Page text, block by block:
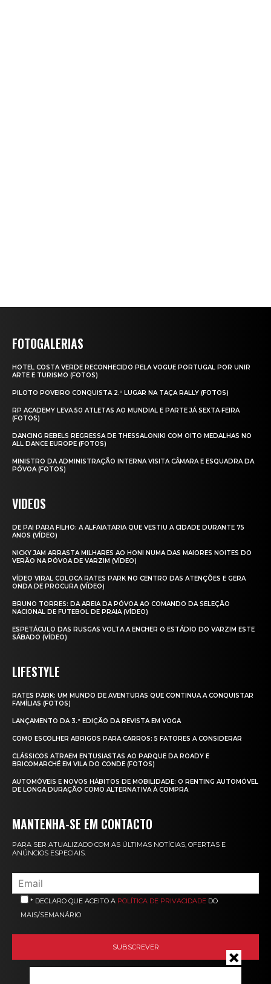
FOTOGALERIAS
HOTEL COSTA VERDE RECONHECIDO PELA VOGUE PORTUGAL POR UNIR
ARTE E TURISMO (FOTOS)
PILOTO POVEIRO CONQUISTA 2.º LUGAR NA TAÇA RALLY (FOTOS)
RP ACADEMY LEVA 50 ATLETAS AO MUNDIAL E PARTE JÁ SEXTA‑FEIRA
(FOTOS)
DANCING REBELS REGRESSA DE THESSALONIKI COM OITO MEDALHAS NO
ALL DANCE EUROPE (FOTOS)
MINISTRO DA ADMINISTRAÇÃO INTERNA VISITA CÂMARA E ESQUADRA DA
PÓVOA (FOTOS)
VIDEOS
DE PAI PARA FILHO: A ALFAIATARIA QUE VESTIU A CIDADE DURANTE 75
ANOS (VÍDEO)
NICKY JAM ARRASTA MILHARES AO HONI NUMA DAS MAIORES NOITES DO
VERÃO NA PÓVOA DE VARZIM (VÍDEO)
VÍDEO VIRAL COLOCA RATES PARK NO CENTRO DAS ATENÇÕES E GERA
ONDA DE PROCURA (VÍDEO)
BRUNO TORRES: DA AREIA DA PÓVOA AO COMANDO DA SELEÇÃO
NACIONAL DE FUTEBOL DE PRAIA (VÍDEO)
ESPETÁCULO DAS RUSGAS VOLTA A ENCHER O ESTÁDIO DO VARZIM ESTE
SÁBADO (VÍDEO)
LIFESTYLE
RATES PARK: UM MUNDO DE AVENTURAS QUE CONTINUA A CONQUISTAR
FAMÍLIAS (FOTOS)
LANÇAMENTO DA 3.ª EDIÇÃO DA REVISTA EM VOGA
COMO ESCOLHER ABRIGOS PARA CARROS: 5 FATORES A CONSIDERAR
CLÁSSICOS ATRAEM ENTUSIASTAS AO PARQUE DA ROADY E
BRICOMARCHÉ EM VILA DO CONDE (FOTOS)
AUTOMÓVEIS E NOVOS HÁBITOS DE MOBILIDADE: O RENTING AUTOMÓVEL
DE LONGA DURAÇÃO COMO ALTERNATIVA À COMPRA
MANTENHA-SE EM CONTACTO
PARA SER ATUALIZADO COM AS ÚLTIMAS NOTÍCIAS, OFERTAS E
ANÚNCIOS ESPECIAIS.
* DECLARO QUE ACEITO A POLÍTICA DE PRIVACIDADE DO
MAIS/SEMANÁRIO